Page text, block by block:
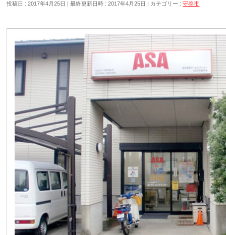
投稿日 : 2017年4月25日 最終更新日時 : 2017年4月25日 カテゴリー :守谷市